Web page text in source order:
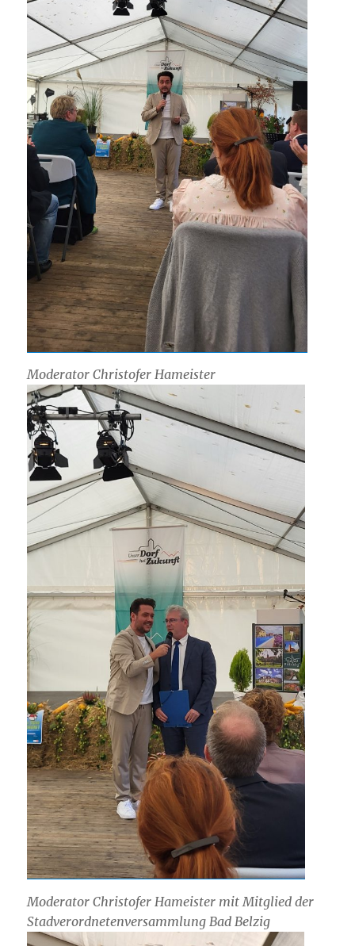
Moderator Christofer Hameister
Moderator Christofer Hameister mit Mitglied der
Stadverordnetenversammlung Bad Belzig